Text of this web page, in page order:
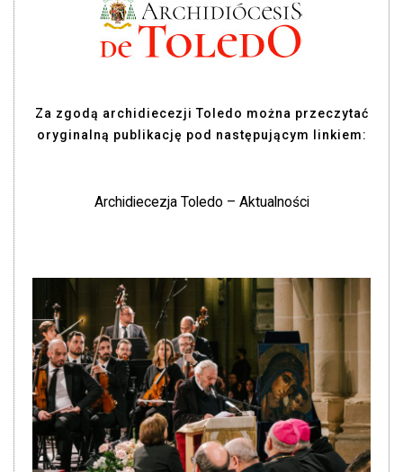
Za zgodą archidiecezji Toledo można przeczytać
oryginalną publikację pod następującym linkiem:
Archidiecezja Toledo – Aktualności